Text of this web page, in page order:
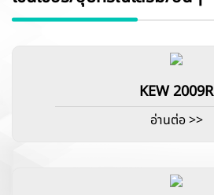
KEW 2009R
อ่านต่อ >>